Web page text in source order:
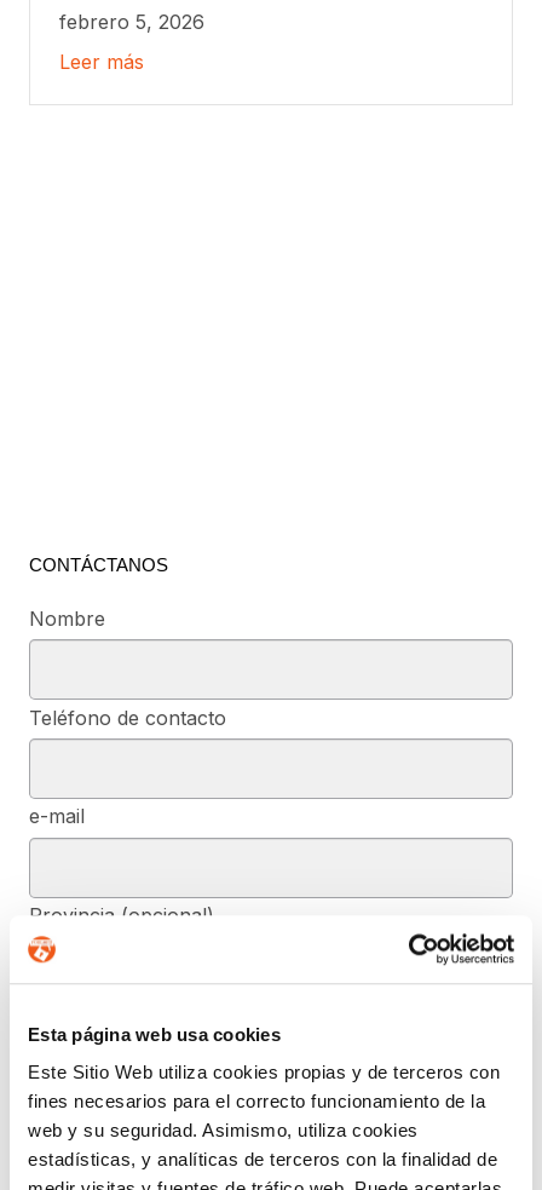
Esta página web usa cookies
Este Sitio Web utiliza cookies propias y de terceros con
fines necesarios para el correcto funcionamiento de la
web y su seguridad. Asimismo, utiliza cookies
estadísticas, y analíticas de terceros con la finalidad de
febrero 5, 2026
Leer más
CONTÁCTANOS
Nombre
Teléfono de contacto
e-mail
Provincia (opcional)
De conformidad con el RGPD y la LOPDGDD, SEGURIDAD Y
PRIVACIDAD DE DATOS, S.L. tratará los datos facilitados, con la
finalidad de contestar a las dudas y/o quejas planteadas a través
del presente formulario y facilitar la información solicitada. Podrá